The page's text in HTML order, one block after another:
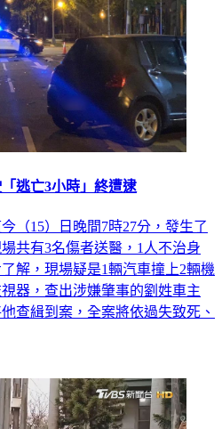
逃亡3小時」終遭逮
（15）日晚間7時27分，發生了
共有3名傷者送醫，1人不治身
解，現場疑是1輛汽車撞上2輛機
器，查出涉嫌肇事的劉姓車主
查緝到案，全案將依過失致死、